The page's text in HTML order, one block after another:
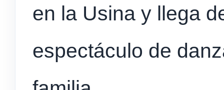
en la Usina y llega
espectáculo de